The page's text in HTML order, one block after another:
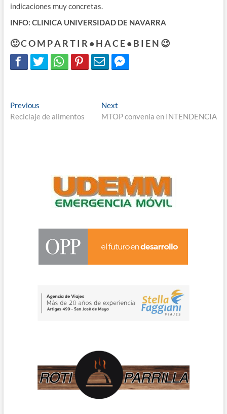
indicaciones muy concretas.
INFO: CLINICA UNIVERSIDAD DE NAVARRA
🙂 C O M P A R T I R • H A C E • B I E N 😉
Navegación
de
PreviousPrevious
post:
Reciclaje de alimentos
Next
post:
MTOP convenia en INTENDENCIA